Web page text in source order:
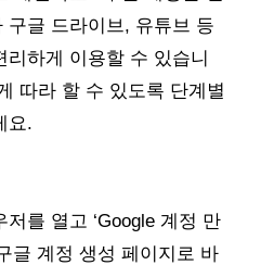
구글 드라이브, 유튜브 등
하게 이용할 수 있습니
따라 할 수 있도록 단계별
요.
를 열고 ‘Google 계정 만
글 계정 생성 페이지로 바